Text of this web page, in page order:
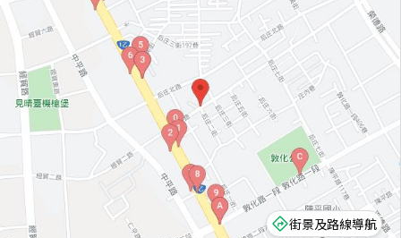
街景及路線導航